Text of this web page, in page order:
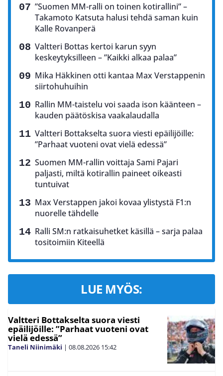
”Suomen MM-ralli on toinen kotirallini” –
Takamoto Katsuta halusi tehdä saman kuin
Kalle Rovanperä
Valtteri Bottas kertoi karun syyn
keskeytyksilleen – ”Kaikki alkaa palaa”
Mika Häkkinen otti kantaa Max Verstappenin
siirtohuhuihin
Rallin MM-taistelu voi saada ison käänteen –
kauden päätöskisa vaakalaudalla
Valtteri Bottakselta suora viesti epäilijöille:
”Parhaat vuoteni ovat vielä edessä”
Suomen MM-rallin voittaja Sami Pajari
paljasti, miltä kotirallin paineet oikeasti
tuntuivat
Max Verstappen jakoi kovaa ylistystä F1:n
nuorelle tähdelle
Ralli SM:n ratkaisuhetket käsillä – sarja palaa
tositoimiin Kiteellä
LUE MYÖS:
Valtteri Bottakselta suora viesti
epäilijöille: ”Parhaat vuoteni ovat
vielä edessä”
Taneli Niinimäki | 08.08.2026 15:42